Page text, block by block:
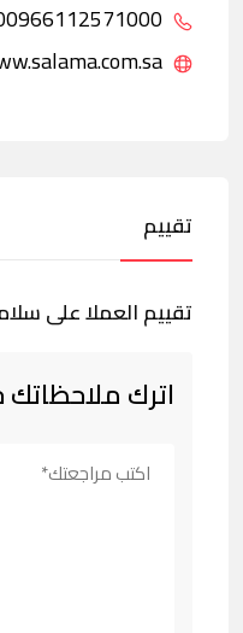
تقييم
تقييم العملا على
اترك